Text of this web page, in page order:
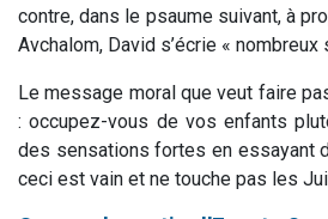
contre, dans le psaume suivant, à
Avchalom, David s’écrie «
Le message moral que veut faire
: occupez-vous de vos enfants
des sensations fortes en essayant
ceci est vain et ne touche pas les